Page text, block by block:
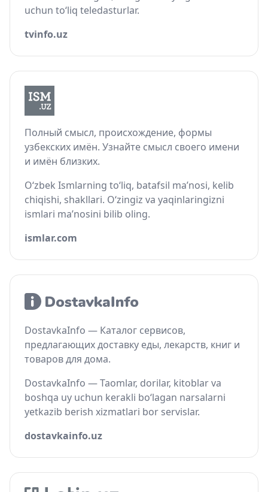
uchun to‘liq teledasturlar.
tvinfo.uz
Полный смысл, происхождение, формы
узбекских имён. Узнайте смысл своего имени
и имён близких.
O‘zbek Ismlarning to‘liq, batafsil ma’nosi, kelib
chiqishi, shakllari. O‘zingiz va yaqinlaringizni
ismlari ma’nosini bilib oling.
ismlar.com
DostavkaInfo — Каталог сервисов,
предлагающих доставку еды, лекарств, книг и
товаров для дома.
DostavkaInfo — Taomlar, dorilar, kitoblar va
boshqa uy uchun kerakli bo‘lagan narsalarni
yetkazib berish xizmatlari bor servislar.
dostavkainfo.uz